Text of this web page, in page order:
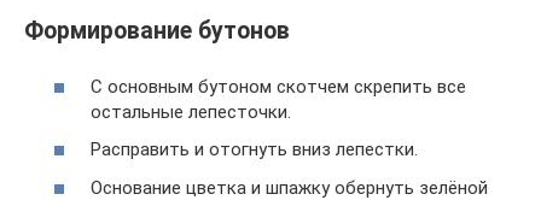
Формирование бутонов
С основным бутоном скотчем скрепить все
остальные лепесточки.
Расправить и отогнуть вниз лепестки.
Основание цветка и шпажку обернуть зелёной